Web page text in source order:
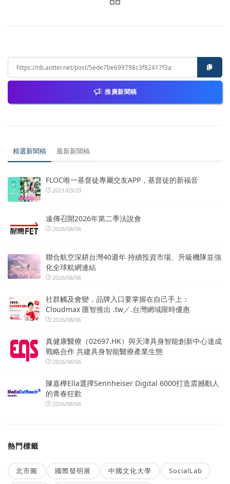
推廣新聞稿
精選新聞稿 最新新聞稿
FLOC唯一基督徒專屬交友APP，基督徒的新福音
2021/03/29
遠傳召開2026年第二季法說會
2026/08/06
聯合航空深耕台灣40週年 持續投資市場、升級機隊並強
化全球航網連結
2026/08/06
社群觸及會變，品牌入口要掌握在自己手上：
Cloudmax 匯智推出 .tw／.台灣網域限時優惠
2026/08/06
真健康醫療（02697.HK）與天津具身智能創新中心達成
戰略合作 共建具身智能醫療產業生態
2026/08/06
陳嘉樺Ella選擇Sennheiser Digital 6000打造震撼動人
的青春狂歡
2026/08/06
熱門標籤
北市圖 國際發明展 中國文化大學 SocialLab